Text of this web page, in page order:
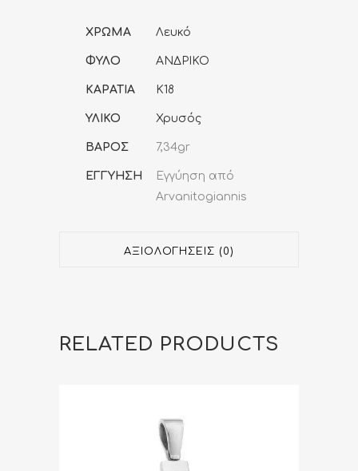
ΧΡΩΜΑ Λευκό
ΦΥΛΟ ΑΝΔΡΙΚΟ
ΚΑΡΑΤΙΑ K18
ΥΛΙΚΟ Χρυσός
ΒΑΡΟΣ 7,34gr
ΕΓΓΥΗΣΗ
Εγγύηση από
Arvanitogiannis
ΑΞΙΟΛΟΓΉΣΕΙΣ (0)
RELATED PRODUCTS